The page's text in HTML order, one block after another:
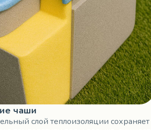
чаши
слой теплоизоляции сохраняет